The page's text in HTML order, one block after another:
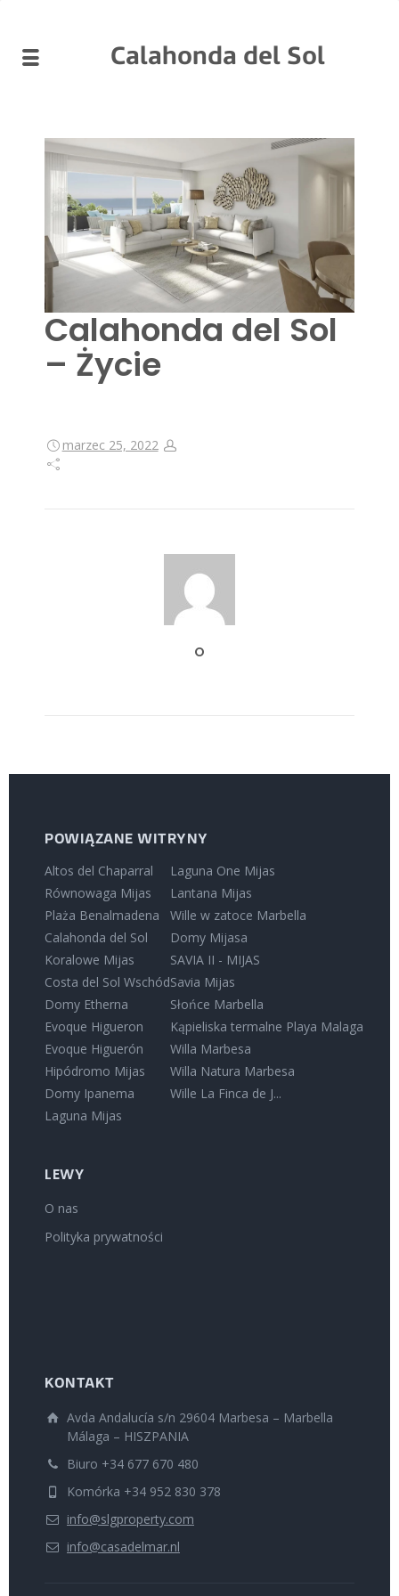
Calahonda del Sol
Calahonda del Sol
– Życie
marzec 25, 2022
O
POWIĄZANE WITRYNY
Altos del Chaparral
Równowaga Mijas
Plaża Benalmadena
Calahonda del Sol
Koralowe Mijas
Costa del Sol Wschód
Domy Etherna
Evoque Higueron
Evoque Higuerón
Hipódromo Mijas
Domy Ipanema
Laguna Mijas
Laguna One Mijas
Lantana Mijas
Wille w zatoce Marbella
Domy Mijasa
SAVIA II - MIJAS
Savia Mijas
Słońce Marbella
Kąpieliska termalne Playa Malaga
Willa Marbesa
Willa Natura Marbesa
Wille La Finca de J...
LEWY
O nas
Polityka prywatności
KONTAKT
Avda Andalucía s/n 29604 Marbesa – Marbella
Málaga – HISZPANIA
Biuro +34 677 670 480
Komórka +34 952 830 378
info@slgproperty.com
info@casadelmar.nl